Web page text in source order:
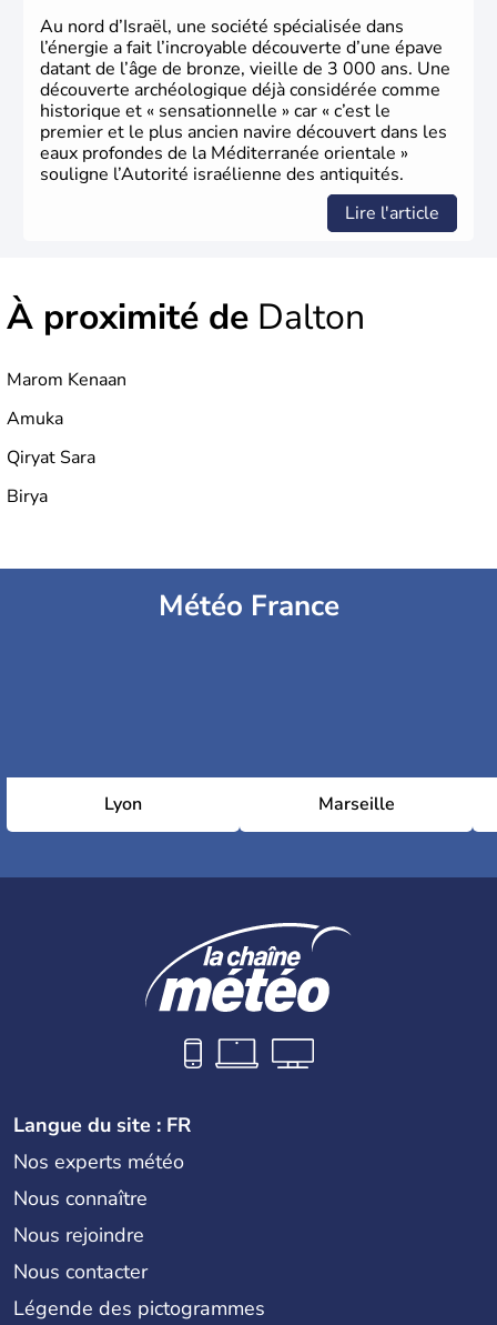
Au nord d’Israël, une société spécialisée dans
l’énergie a fait l’incroyable découverte d’une épave
datant de l’âge de bronze, vieille de 3 000 ans. Une
découverte archéologique déjà considérée comme
historique et « sensationnelle » car « c’est le
premier et le plus ancien navire découvert dans les
eaux profondes de la Méditerranée orientale »
souligne l’Autorité israélienne des antiquités.
Lire l'article
À proximité de Dalton
Marom Kenaan
Amuka
Qiryat Sara
Birya
Météo France
Lyon Marseille
Langue du site : FR
Nos experts météo
Nous connaître
Nous rejoindre
Nous contacter
Légende des pictogrammes